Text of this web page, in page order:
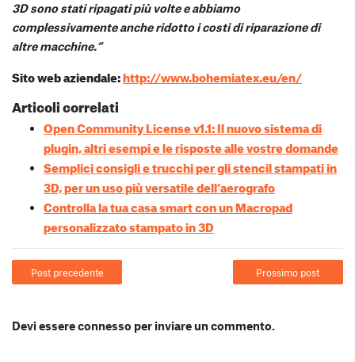
3D sono stati ripagati più volte e abbiamo
complessivamente anche ridotto i costi di riparazione di
altre macchine.”
Sito web aziendale:http://www.bohemiatex.eu/en/
Articoli correlati
Open Community License v1.1: Il nuovo sistema di
plugin, altri esempi e le risposte alle vostre domande
Semplici consigli e trucchi per gli stencil stampati in
3D, per un uso più versatile dell’aerografo
Controlla la tua casa smart con un Macropad
personalizzato stampato in 3D
Post precedente Prossimo post
Devi essereconnesso per inviare un commento.